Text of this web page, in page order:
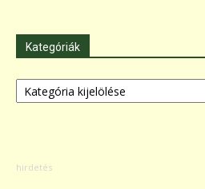
Kategóriák
Kategóriák